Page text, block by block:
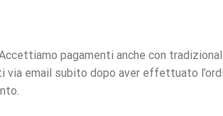
pagamenti anche con
email subito dopo aver effettuato